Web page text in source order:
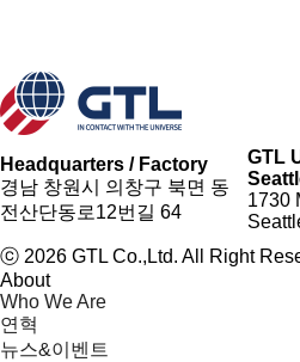
Headquarters / Factory
경남 창원시 의창구 북면 동
전산단동로12번길 64
GTL
1730
ⓒ 2026 GTL Co.,Ltd. All Right
About
Who We Are
연혁
뉴스&이벤트